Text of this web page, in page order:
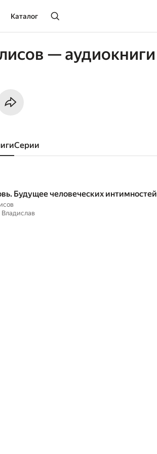
Каталог
— аудиокниги
серии
Будущее человеческих интимностей